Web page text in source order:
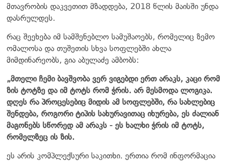
მთავრობის დაკვეთით მზადდება, 2018 წლის მაისში უნდა
დასრულდეს.
რაც შეეხება იმ სამშენებლო სამუშაოებს, რომელიც ზემო
ომალოსა და თუშეთის სხვა სოფლებში ახლა
მიმდინარეობს, გია აბულაძე ამბობს:
„მთელი ჩემი ბავშვობა ვერ ვიგებდი ერთ არაკს, კაცი რომ
ზის ტოტზე და იმ ტოტს რომ ჭრის. არ მესმოდა ლოგიკა.
დღეს რა პროცესებიც მიდის ამ სოფლებში, რა სახლებიც
შენდება, როგორი ტიპის სახურავითაც იხურება, ეს ძალიან
მაგონებს სწორედ ამ არაკს - ეს ხალხი ჭრის იმ ტოტს,
რომელზეც ის ზის.
ეს არის კომპლექსური საკითხი. ერთია რომ ინფორმაცია